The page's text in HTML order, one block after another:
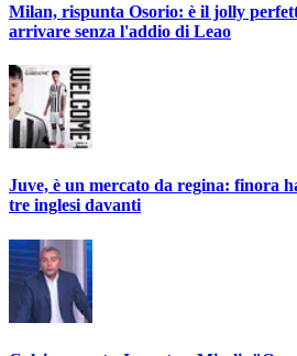
Milan, rispunta Osorio: è il jolly
arrivare senza l'addio di Leao
Juve, è un mercato da regina: finora
tre inglesi davanti